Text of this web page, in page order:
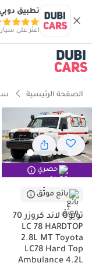
تطبيق دوبي
اعثر على
الصفحة الرئيسية
حصري
بائع موثّق
تويوتا لاند كروزر 70
LC 78 HARDTOP
2.8L MT Toyota
LC78 Hard Top
ذكاء دوبي كارز
ذكاء دوبيكارز
قدرات دفع رباعي
أقل معدل انخفاض
أكبر سعة وقود في
ملخص
الأمثل لمن يبحث عن
حيث يجمع هذا الموديل